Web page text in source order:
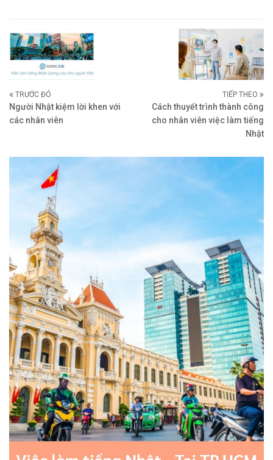
TRƯỚC ĐÓ
Người Nhật kiệm lời khen với
các nhân viên
TIẾP THEO
Cách thuyết trình thành công
cho nhân viên việc làm tiếng
Nhật